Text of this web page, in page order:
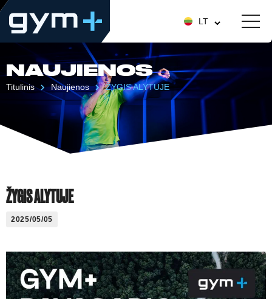
LT
NAUJIENOS
Titulinis Naujienos ŽYGIS ALYTUJE
ŽYGIS ALYTUJE
2025/05/05